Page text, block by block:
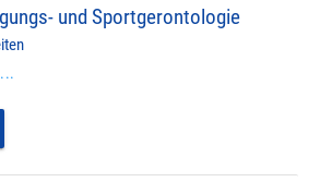
und Sportgerontologie